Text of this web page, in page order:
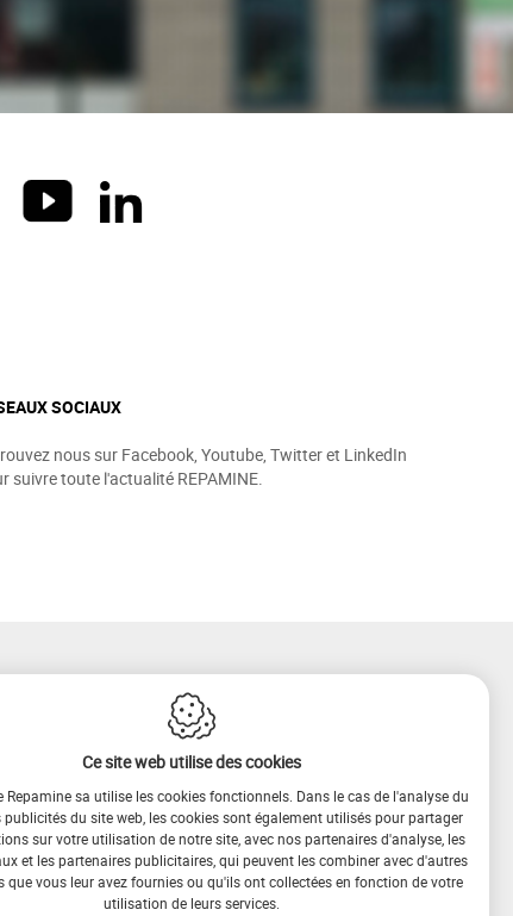
SOCIAUX
nous sur Facebook, Youtube, Twitter et LinkedIn
suivre toute l'actualité REPAMINE.
Ce site web utilise des cookies
Repamine sa utilise les cookies fonctionnels. Dans le cas de l'analyse du
du site web, les cookies sont également utilisés pour partager
sur votre utilisation de notre site, avec nos partenaires d'analyse, les
et les partenaires publicitaires, qui peuvent les combiner avec d'autres
que vous leur avez fournies ou qu'ils ont collectées en fonction de votre
utilisation de leurs services.